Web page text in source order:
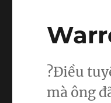
?Điều
mà ông